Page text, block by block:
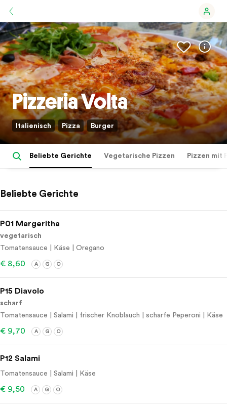
Pizzeria Volta
Italienisch Pizza Burger
Beliebte Gerichte Vegetarische Pizzen Pizzen mit
Beliebte Gerichte
P01 Margeritha
vegetarisch
Tomatensauce | Käse | Oregano
€ 8,60 A G O
P15 Diavolo
scharf
Tomatensauce | Salami | frischer Knoblauch | scharfe Peperoni | Käse
€ 9,70 A G O
P12 Salami
Tomatensauce | Salami | Käse
€ 9,50 A G O